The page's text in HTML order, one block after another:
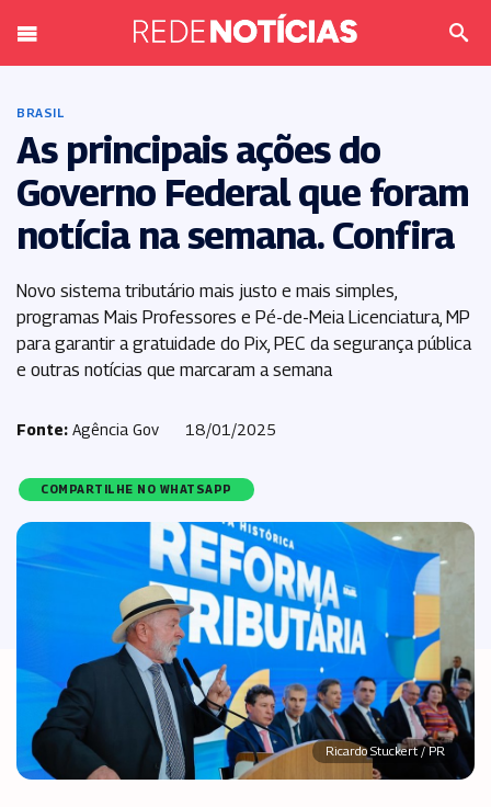
BRASIL
As principais ações do
Governo Federal que foram
notícia na semana. Confira
Novo sistema tributário mais justo e mais simples,
programas Mais Professores e Pé-de-Meia Licenciatura, MP
para garantir a gratuidade do Pix, PEC da segurança pública
e outras notícias que marcaram a semana
Fonte: Agência Gov 18/01/2025
COMPARTILHE NO WHATSAPP
Ricardo Stuckert / PR